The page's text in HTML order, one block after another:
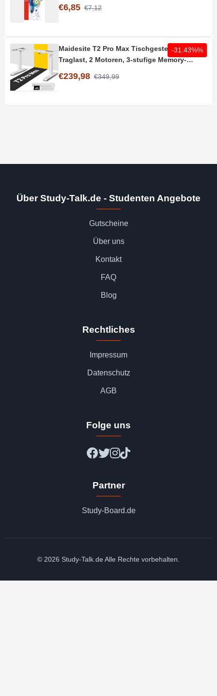
€6,85 €7,12
Maidesite T2 Pro Max Tischgestell | 180kg
Traglast, 2 Motoren, 3-stufige Memory-
€239,98 €349,99
-31.43%%
Über Study-Talk.de - Studenten Angebote
Gutscheine
Über uns
Kontakt
FAQ
Blog
Rechtliches
Impressum
Datenschutz
AGB
Folge uns
Partner
Study-Board.de
© 2026 Study-Talk.de Alle Rechte vorbehalten.